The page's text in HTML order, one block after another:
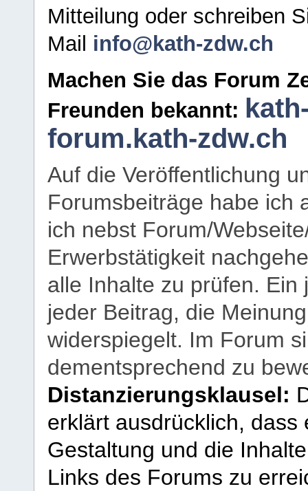
Mitteilung oder schreiben
Mail info@kath-zdw.ch
Machen Sie das Forum
Freunden bekannt:
forum.kath-zdw.ch
Auf die Veröffentlichung
Forumsbeiträge habe ich
ich nebst Forum/
Erwerbstätigkeit
alle Inhalte zu prüfen.
jeder Beitrag, die
widerspiegelt. Im Forum
dementsprechend zu
Distanzierungsklausel:
erklärt ausdrücklich,
Gestaltung und die
Links des Forums zu